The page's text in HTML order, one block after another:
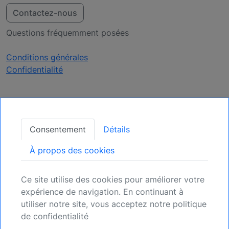
Contactez-nous
Questions fréquemment posées
Conditions générales
Confidentialité
jour
Assurez votre position : Inscrivez-vous pour
les opportunités à venir.
S'inscrire
Consentement Détails
À propos des cookies
Ce site utilise des cookies pour améliorer votre
expérience de navigation. En continuant à
utiliser notre site, vous acceptez notre politique
de confidentialité